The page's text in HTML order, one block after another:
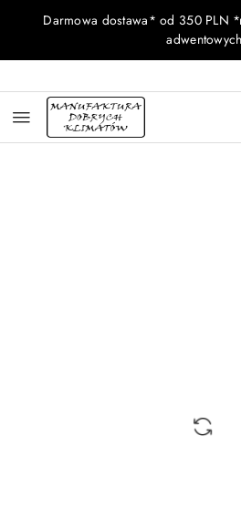
Przejdź do treści głównej
Przejdź do wyszukiwarki
Przejdź do moje konto
Przejdź do menu głównego
Przejdź do opisu produktu
Przejdź do stopki
Darmowa dostawa* od 350 PLN
adwentowych